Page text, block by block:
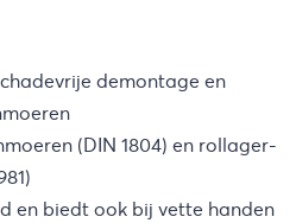
demontage en
(DIN 1804) en rollager-
en biedt ook bij vette handen